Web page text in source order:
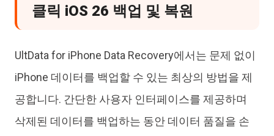
클릭 iOS 26 백업 및 복원
UltData for iPhone Data Recovery에서는 문제 없이
iPhone 데이터를 백업할 수 있는 최상의 방법을 제
공합니다. 간단한 사용자 인터페이스를 제공하며
삭제된 데이터를 백업하는 동안 데이터 품질을 손